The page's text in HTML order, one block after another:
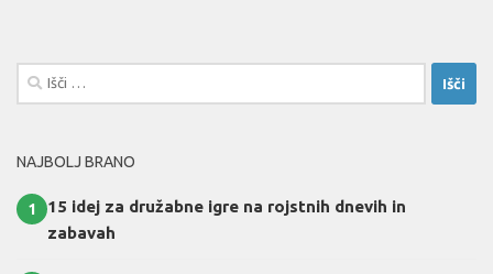
Išči:
NAJBOLJ BRANO
1
15 idej za družabne igre na rojstnih dnevih in
zabavah